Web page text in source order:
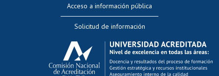
Evaluación docente
Calificación académica
Postulación al AUCAI
Funcionarias/os
Acceso a información pública
Solicitud de información